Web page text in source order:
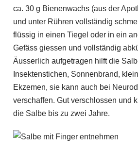
ca. 30 g Bienenwachs (aus der
und unter Rühren vollständig
flüssig in einen Tiegel oder in ein
Gefäss giessen und vollständig
Äusserlich aufgetragen hilft die
Insektenstichen, Sonnenbrand,
Ekzemen, sie kann auch bei
verschaffen. Gut verschlossen und
die Salbe bis zu zwei Jahre.